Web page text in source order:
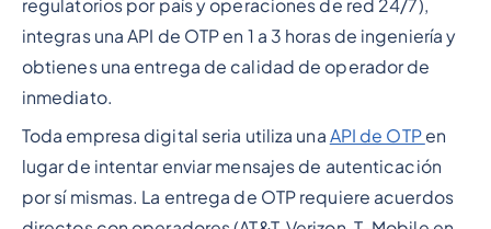
regulatorios por país y operaciones de red 24/7),
integras una API de OTP en 1 a 3 horas de ingeniería y
obtienes una entrega de calidad de operador de
inmediato.
Toda empresa digital seria utiliza una API de OTP en
lugar de intentar enviar mensajes de autenticación
por sí mismas. La entrega de OTP requiere acuerdos